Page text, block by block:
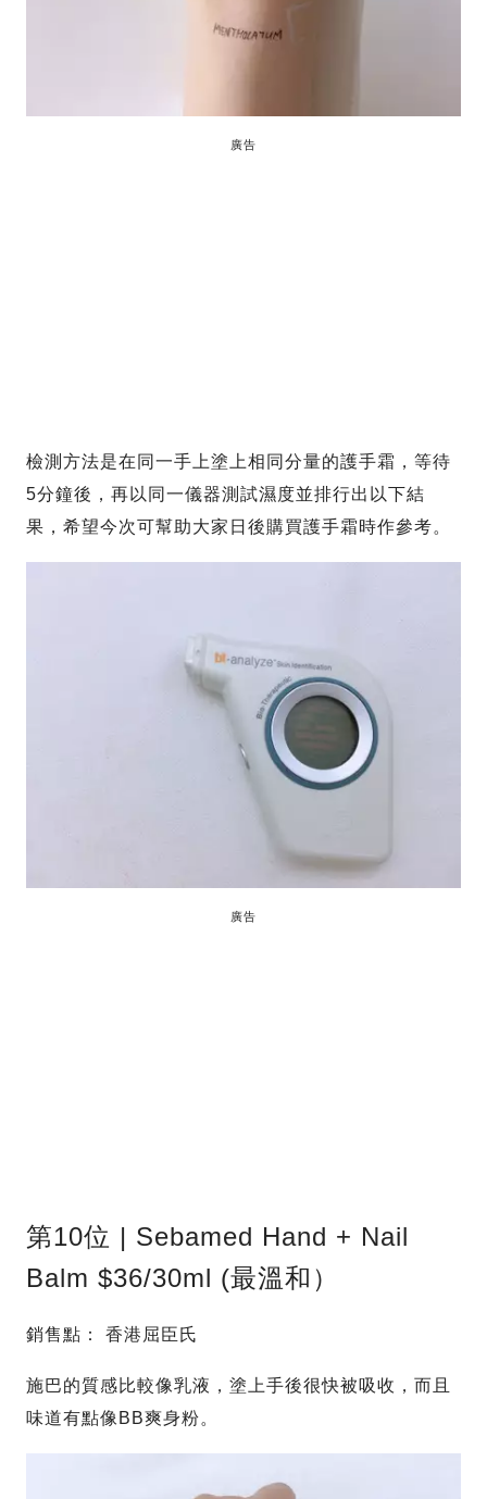
廣告
檢測方法是在同一手上塗上相同分量的護手霜，等待
5分鐘後，再以同一儀器測試濕度並排行出以下結
果，希望今次可幫助大家日後購買護手霜時作參考。
廣告
第10位 | Sebamed Hand + Nail
Balm $36/30ml (最溫和）
銷售點： 香港屈臣氏
施巴的質感比較像乳液，塗上手後很快被吸收，而且
味道有點像BB爽身粉。